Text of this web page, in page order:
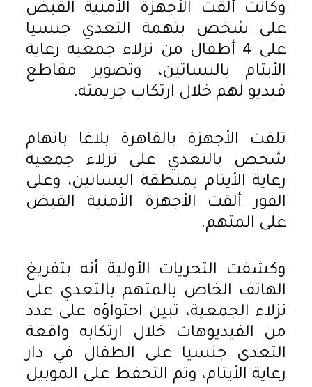
وكانت ألقت الأجهزة الأمنية القبض
على شخص بتهمة التعدي جنسيا
على 4 أطفال من نزلاء جمعية رعاية
الأيتام بالبساتين، وتصوير مقاطع
فيديو لهم خلال ارتكاب جريمته.
تلقت الأجهزة بالقاهرة بلاغا باتهام
شخص بالتعدي على نزلاء جمعية
رعاية الأيتام بمنطقة البساتين، وعلى
الفور ألقت الأجهزة الأمنية القبض
على المتهم.
وكشفت التحريات الأولية أنه بتفريغ
الهاتف الخاص بالمتهم بالتعدي على
نزلاء الجمعية، تبين احتواؤه على عدد
من الفيديوهات خلال ارتكابه واقعة
التعدي جنسيا على الطفال في دار
رعاية الأيتام، وتم التحفظ على الموبيل